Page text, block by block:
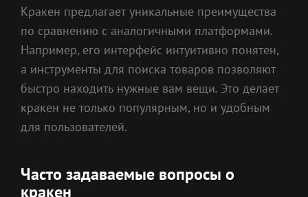
Кракен предлагает уникальные преимущества
по сравнению с аналогичными платформами.
Например, его интерфейс интуитивно понятен,
а инструменты для поиска товаров позволяют
быстро находить нужные вам вещи. Это делает
кракен не только популярным, но и удобным
для пользователей.
Часто задаваемые вопросы о
кракен